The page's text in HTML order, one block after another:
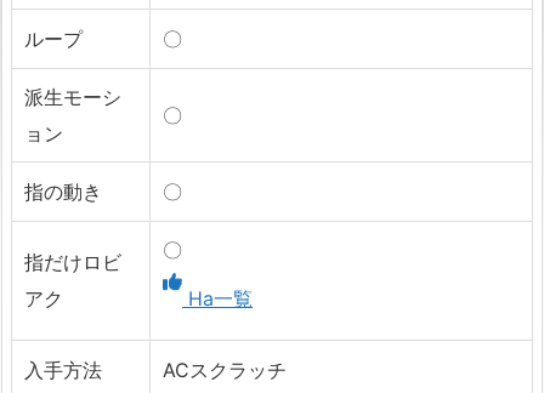
ループ 〇
派生モーシ
ョン
〇
指の動き 〇
指だけロビ
アク
〇
Ha一覧
入手方法 ACスクラッチ